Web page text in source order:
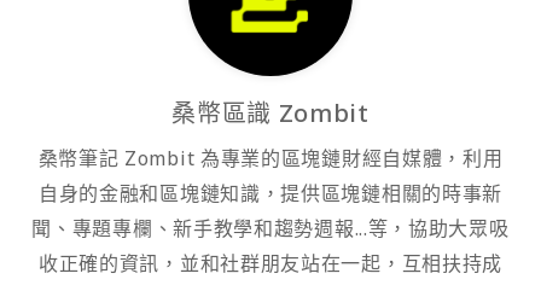
桑幣區識 Zombit
桑幣筆記 Zombit 為專業的區塊鏈財經自媒體，利用
自身的金融和區塊鏈知識，提供區塊鏈相關的時事新
聞、專題專欄、新手教學和趨勢週報...等，協助大眾吸
收正確的資訊，並和社群朋友站在一起，互相扶持成